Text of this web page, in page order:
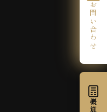
お問い合わせ